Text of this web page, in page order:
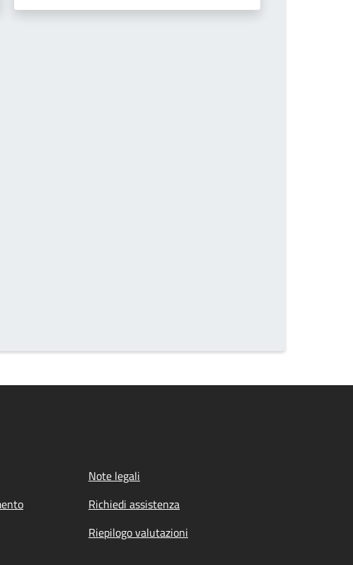
Note legali
Richiedi assistenza
Riepilogo valutazioni